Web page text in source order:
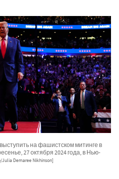
на фашистском митинге в
27 октября 2024 года, в Нью-
Julia Demaree Nikhinson]